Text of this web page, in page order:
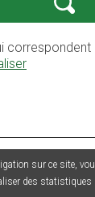
France - Tous
légales-CGU-
sur-mesure -
sur ce site,
des